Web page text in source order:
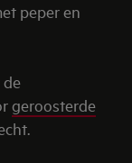
peper en
de
geroosterde